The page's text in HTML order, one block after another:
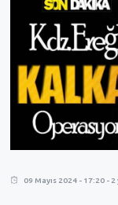
09 Mayıs 2024 - 17:20 -